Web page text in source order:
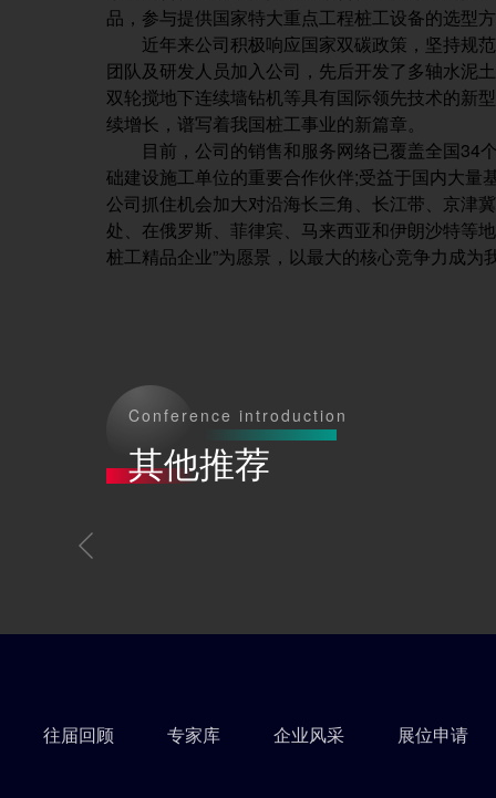
品，参与提供国家特大重点工程桩工设备的选型
近年来公司积极响应国家双碳政策，坚持规
团队及研发人员加入公司，先后开发了多轴水泥
双轮搅地下连续墙钻机等具有国际领先技术的新
续增长，谱写着我国桩工事业的新篇章。
目前，公司的销售和服务网络已覆盖全国34
础建设施工单位的重要合作伙伴;受益于国内大量
公司抓住机会加大对沿海长三角、长江带、京津
处、在俄罗斯、菲律宾、马来西亚和伊朗沙特等
桩工精品企业”为愿景，以最大的核心竞争力成
Conference introduction
其他推荐
往届回顾 专家库 企业风采 展位申请